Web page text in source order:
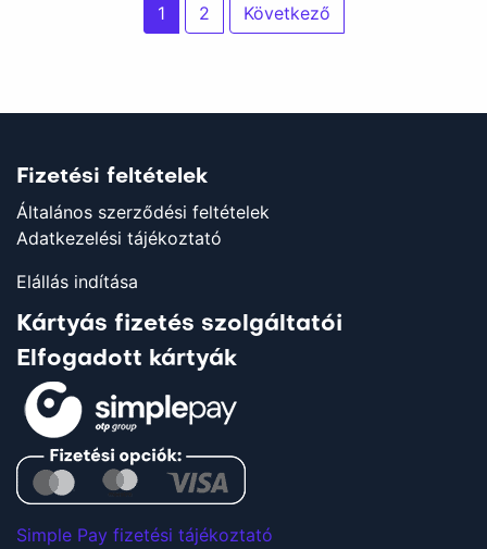
Bejegyzések
lapozása
1 2 Következő
Fizetési feltételek
Általános szerződési feltételek
Adatkezelési tájékoztató
Elállás indítása
Kártyás fizetés szolgáltatói
Elfogadott kártyák
Simple Pay fizetési tájékoztató